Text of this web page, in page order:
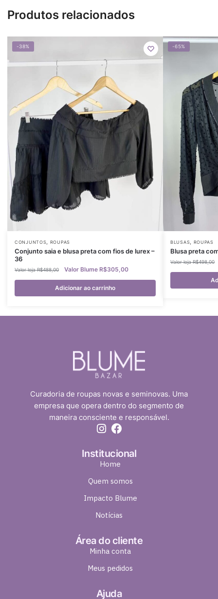
Produtos relacionados
-38%
CONJUNTOS, ROUPAS
Conjunto saia e blusa preta com fios de lurex –
36
R$488,00 R$305,00
Adicionar ao carrinho
-65%
BLUSAS, ROUPAS
Blusa preta
R$498,00
Curadoria de roupas novas e seminovas. Uma
empresa que opera dentro do segmento de
maneira consciente e responsável.
Institucional
Home
Quem somos
Impacto Blume
Notícias
Área do cliente
Minha conta
Meus pedidos
Ajuda